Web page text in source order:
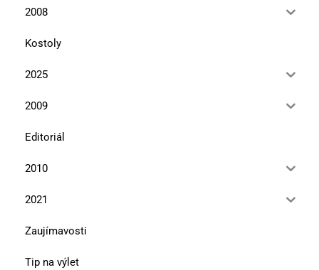
2008
Kostoly
2025
2009
Editoriál
2010
2021
Zaujímavosti
Tip na výlet